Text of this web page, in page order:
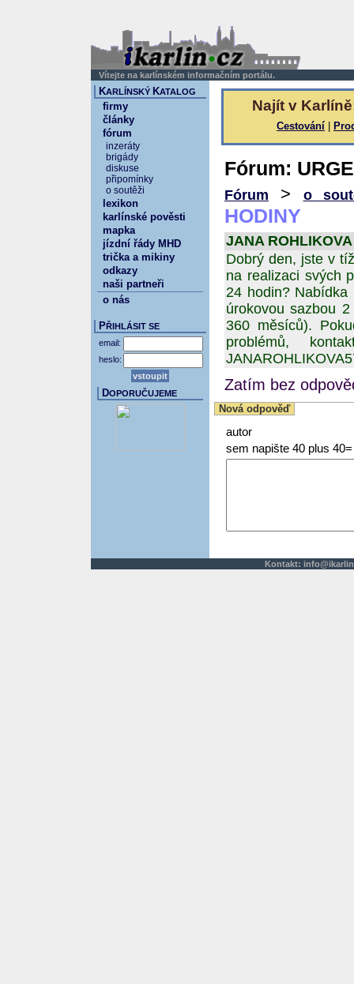
Vítejte na karlínském informačním portálu.
Najít v
Cestování
Fórum:
Fórum > o
HODINY
JANA
Dobrý den, jste v
na realizaci svých
24 hodin?
úrokovou sazbou
360 měsíců).
problémů,
Zatím bez
Nová odpověď
autor
sem napište 40 plus 40=
KARLÍNSKÝ KATALOG
firmy
články
fórum
inzeráty
brigády
diskuse
připomínky
o soutěži
lexikon
karlínské pověsti
mapka
jízdní řády MHD
trička a mikiny
odkazy
naši partneři
o nás
PŘIHLÁSIT SE
email:
heslo:
DOPORUČUJEME
Kontakt: